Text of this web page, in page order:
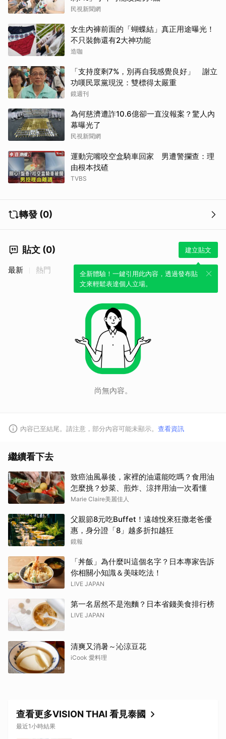
民視新聞網
女生內褲前面的「蝴蝶結」真正用途曝光！
不只裝飾還有2大神功能
造咖
「支持度剩7%，別再自我感覺良好」 謝立
功嘆民眾黨現況：雙標得太嚴重
鏡週刊
為何慈濟遭詐10.6億卻一直沒報案？驚人內
幕曝光了
民視新聞網
運動完嘴咬空盒騎車回家 男遭警攔查：理
由根本找碴
TVBS
轉發 (0)
貼文 (0) 建立貼文
全新體驗！一鍵引用此內容，透過發布貼
文來輕鬆表達個人立場。
最新 熱門
尚無內容。
內容已至結尾。請注意，部分內容可能未顯示。 查看資訊
繼續看下去
致癌油風暴後，家裡的油還能吃嗎？食用油
怎麼挑？炒菜、煎炸、涼拌用油一次看懂
Marie Claire美麗佳人
父親節8元吃Buffet！遠雄悅來狂撒老爸優
惠，身分證「8」越多折扣越狂
鏡報
「丼飯」為什麼叫這個名字？日本專家告訴
你相關小知識＆美味吃法！
LIVE JAPAN
第一名居然不是泡麵？日本省錢美食排行榜
LIVE JAPAN
清爽又消暑～沁涼豆花
iCook 愛料理
查看更多VISION THAI 看見泰國
最近1小時結果